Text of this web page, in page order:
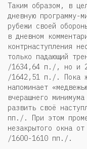
Таким образом, в
дневную программу-
рубежи своей
в дневном
контрнаступления
только падающий
/1634,64 п./, но и
/1642,51 п./. Пока
напоминает
вчерашнего
развить своё
пп./. При этом
незакрытого окна
/1600-1610 пп./.